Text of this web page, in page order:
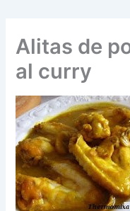
Alitas de
al curry